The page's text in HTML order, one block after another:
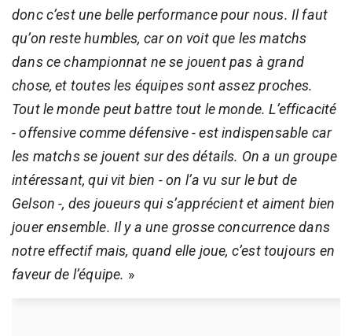
donc c’est une belle performance pour nous. Il faut
qu’on reste humbles, car on voit que les matchs
dans ce championnat ne se jouent pas à grand
chose, et toutes les équipes sont assez proches.
Tout le monde peut battre tout le monde. L’efficacité
- offensive comme défensive - est indispensable car
les matchs se jouent sur des détails. On a un groupe
intéressant, qui vit bien - on l’a vu sur le but de
Gelson -, des joueurs qui s’apprécient et aiment bien
jouer ensemble. Il y a une grosse concurrence dans
notre effectif mais, quand elle joue, c’est toujours en
faveur de l’équipe. »